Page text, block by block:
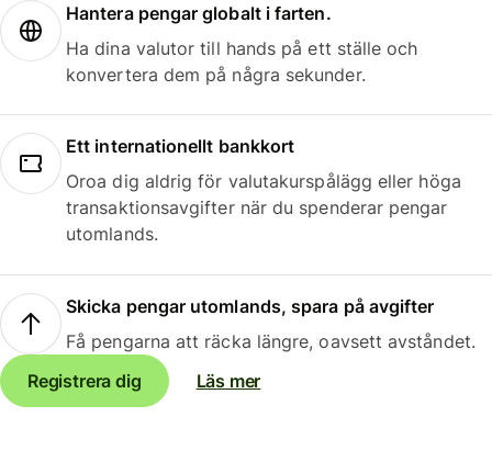
Hantera pengar globalt i farten.
Ha dina valutor till hands på ett ställe och
konvertera dem på några sekunder.
Ett internationellt bankkort
Oroa dig aldrig för valutakurspålägg eller höga
transaktionsavgifter när du spenderar pengar
utomlands.
Skicka pengar utomlands, spara på avgifter
Få pengarna att räcka längre, oavsett avståndet.
Registrera dig
Läs mer